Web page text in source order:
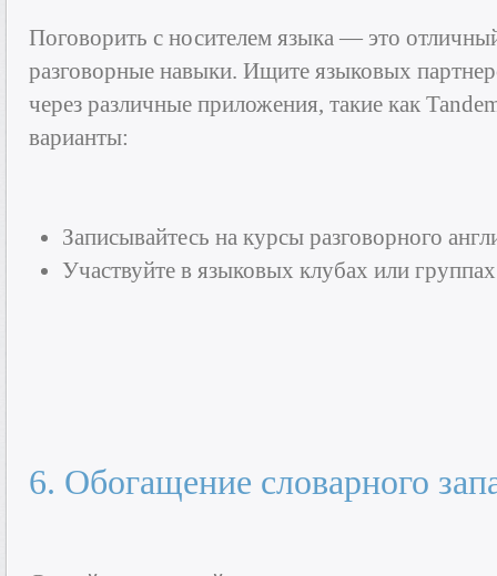
Поговорить с носителем языка — это
разговорные навыки. Ищите языковых
через различные приложения, такие как
варианты:
Записывайтесь на курсы разговорного
Участвуйте в языковых клубах или
6. Обогащение словарного